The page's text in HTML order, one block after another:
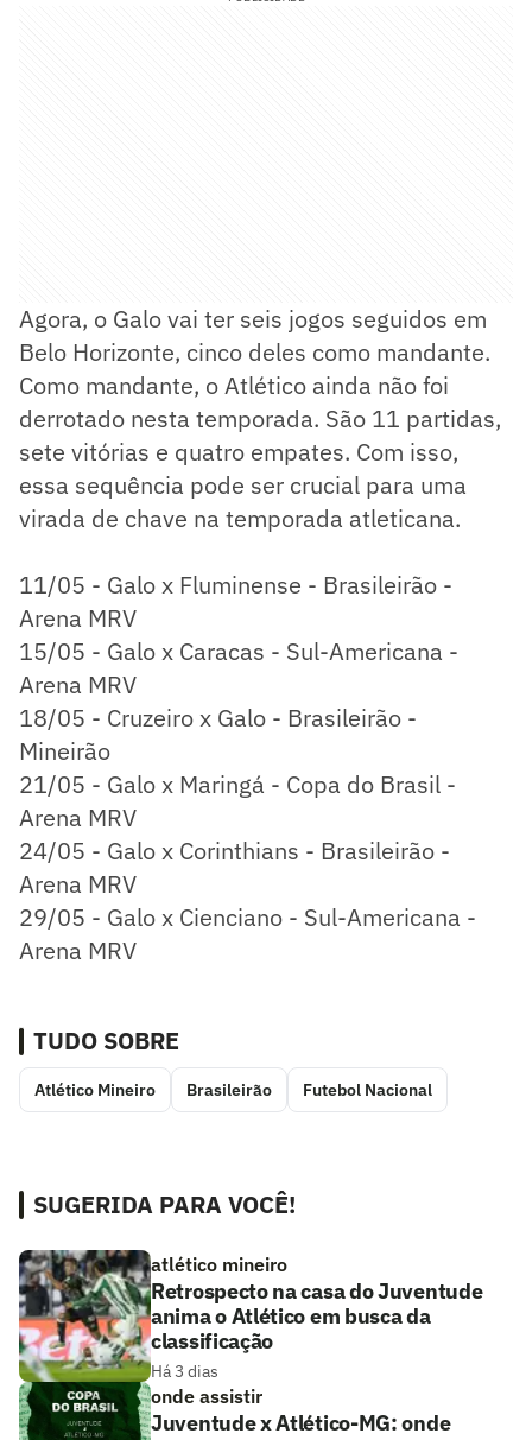
Agora, o Galo vai ter seis jogos seguidos em
Belo Horizonte, cinco deles como mandante.
Como mandante, o Atlético ainda não foi
derrotado nesta temporada. São 11 partidas,
sete vitórias e quatro empates. Com isso,
essa sequência pode ser crucial para uma
virada de chave na temporada atleticana.
11/05 - Galo x Fluminense - Brasileirão -
Arena MRV
15/05 - Galo x Caracas - Sul-Americana -
Arena MRV
18/05 - Cruzeiro x Galo - Brasileirão -
Mineirão
21/05 - Galo x Maringá - Copa do Brasil -
Arena MRV
24/05 - Galo x Corinthians - Brasileirão -
Arena MRV
29/05 - Galo x Cienciano - Sul-Americana -
Arena MRV
TUDO SOBRE
Atlético Mineiro Brasileirão Futebol Nacional
SUGERIDA PARA VOCÊ!
atlético mineiro
Retrospecto na casa do Juventude
anima o Atlético em busca da
classificação
Há 3 dias
onde assistir
Juventude x Atlético-MG: onde